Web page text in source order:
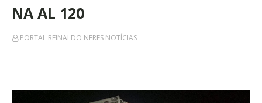
NA AL 120
PORTAL REINALDO NERES NOTÍCIAS